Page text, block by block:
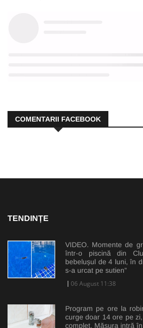
COMENTARII FACEBOOK
TENDINȚE
VIDEO. Momente de
într-o piscină din
bebelușul de 4 luni, în
s-a urcat pe sutien”
06 August 11:38
Program pe ore la
curge doar 14 ore pe
complet. Măsura intră